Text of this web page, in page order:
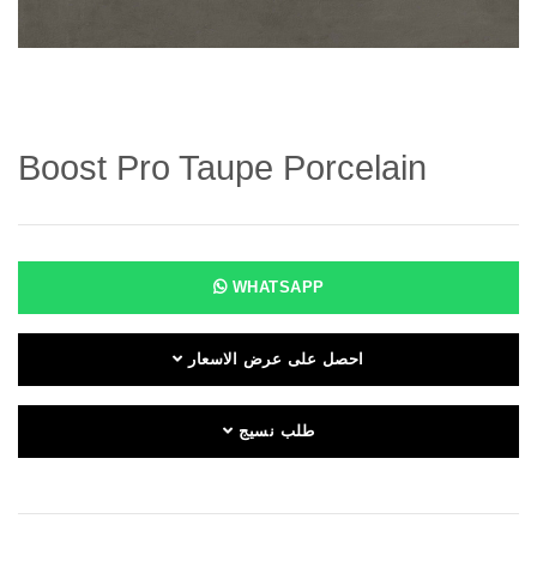
Boost Pro Taupe Porcelain
WHATSAPP
احصل على عرض الاسعار
طلب نسيج